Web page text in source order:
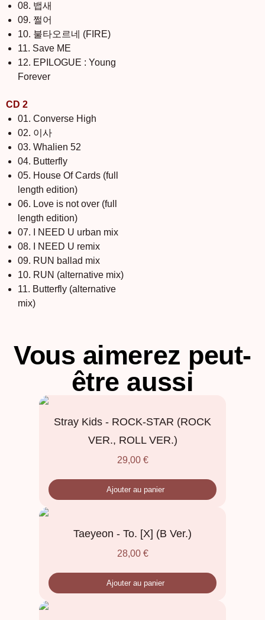
08. 뱁새
09. 쩔어
10. 불타오르네 (FIRE)
11. Save ME
12. EPILOGUE : Young
Forever
CD 2
01. Converse High
02. 이사
03. Whalien 52
04. Butterfly
05. House Of Cards (full
length edition)
06. Love is not over (full
length edition)
07. I NEED U urban mix
08. I NEED U remix
09. RUN ballad mix
10. RUN (alternative mix)
11. Butterfly (alternative
mix)
Vous aimerez peut-
être aussi
Stray Kids - ROCK-STAR (ROCK
VER., ROLL VER.)
29,00 €
Ajouter au panier
Taeyeon - To. [X] (B Ver.)
28,00 €
Ajouter au panier